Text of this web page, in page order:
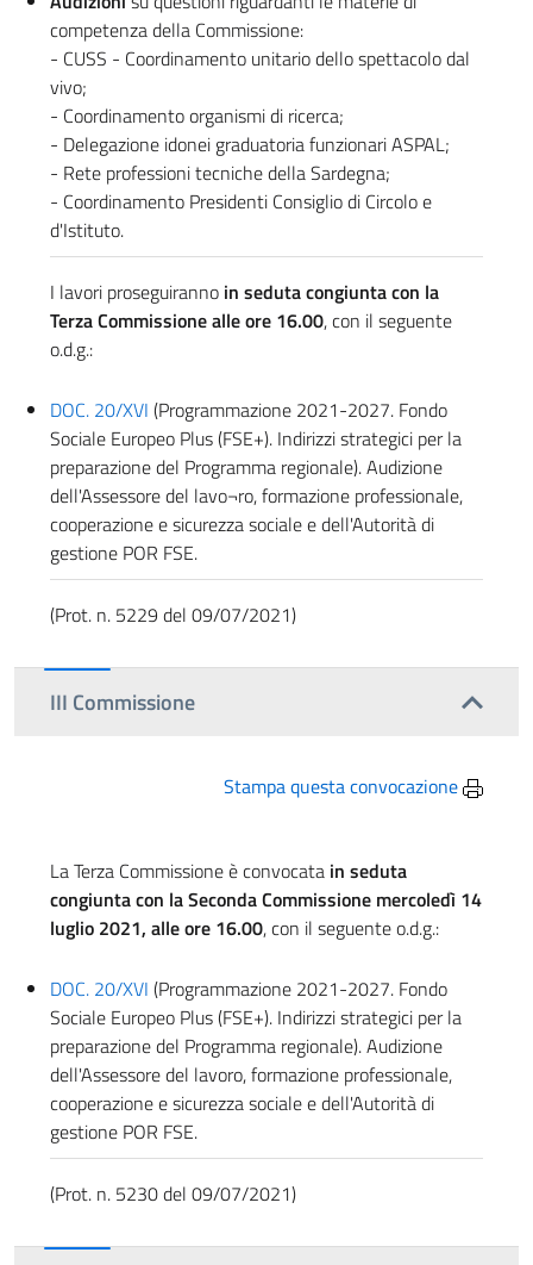
competenza della Commissione:
- CUSS - Coordinamento unitario dello spettacolo dal
vivo;
- Coordinamento organismi di ricerca;
- Delegazione idonei graduatoria funzionari ASPAL;
- Rete professioni tecniche della Sardegna;
- Coordinamento Presidenti Consiglio di Circolo e
d'Istituto.
I lavori proseguiranno in seduta congiunta con la
Terza Commissione alle ore 16.00, con il seguente
o.d.g.:
DOC. 20/XVI (Programmazione 2021-2027. Fondo
Sociale Europeo Plus (FSE+). Indirizzi strategici per la
preparazione del Programma regionale). Audizione
dell'Assessore del lavo¬ro, formazione professionale,
cooperazione e sicurezza sociale e dell'Autorità di
gestione POR FSE.
(Prot. n. 5229 del 09/07/2021)
III Commissione
Stampa questa convocazione
La Terza Commissione è convocata in seduta
congiunta con la Seconda Commissione mercoledì 14
luglio 2021, alle ore 16.00, con il seguente o.d.g.:
DOC. 20/XVI (Programmazione 2021-2027. Fondo
Sociale Europeo Plus (FSE+). Indirizzi strategici per la
preparazione del Programma regionale). Audizione
dell'Assessore del lavoro, formazione professionale,
cooperazione e sicurezza sociale e dell'Autorità di
gestione POR FSE.
(Prot. n. 5230 del 09/07/2021)